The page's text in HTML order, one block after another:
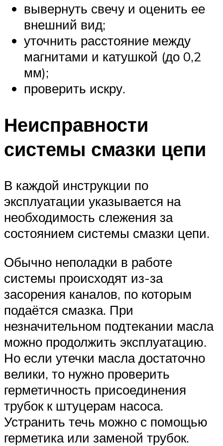
вывернуть свечу и оценить ее
внешний вид;
уточнить расстояние между
магнитами и катушкой (до 0,2
мм);
проверить искру.
Неисправности
системы смазки цепи
В каждой инструкции по
эксплуатации указывается на
необходимость слежения за
состоянием системы смазки цепи.
Обычно неполадки в работе
системы происходят из-за
засорения каналов, по которым
подаётся смазка. При
незначительном подтекании масла
можно продолжить эксплуатацию.
Но если утечки масла достаточно
велики, то нужно проверить
герметичность присоединения
трубок к штуцерам насоса.
Устранить течь можно с помощью
герметика или заменой трубок.